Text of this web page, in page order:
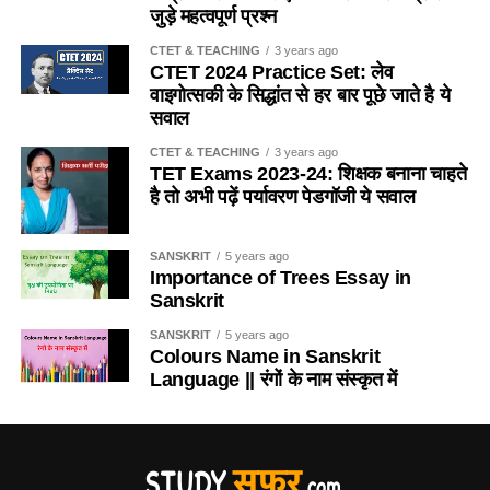
(c) दीमक
(d) मकड़ी
Q.5 कुत्ता मछली का आवास है
(a) नदी
(b) तालाव
(c) झील
(d) समुद्र
Ans-d
Q.6 निम्नलिखित में से लेह और लद्दाख के मकानों की विशेषताएँ
2. यदि किसी विद्यालय में 151 विद्यार्थी है, तो प्रधानाध्यापक सहित
अध्यापकों की संख्या कितनी होगी ?/If there are 151 students in
a school, then what will be the number of teachers
including the headmaster?
(a) 4
(b) 5
(c) 6
(d) 7
Ans- c
3. RTE 2009 की किस धारा में प्राथमिक शिक्षा के सार्वभौमिकीकरण
करने पर बल दिया गया है?/ In which section of RTE-2009
जुड़े महत्वपूर्ण प्रश्न
CTET & TEACHING 3 years ago
CTET 2024 Practice Set: लेव
वाइगोत्सकी के सिद्धांत से हर बार पूछे जाते है ये
सवाल
CTET & TEACHING 3 years ago
TET Exams 2023-24: शिक्षक बनाना चाहते
है तो अभी पढ़ें पर्यावरण पेडगॉजी ये सवाल
SANSKRIT 5 years ago
Importance of Trees Essay in
Sanskrit
SANSKRIT 5 years ago
Colours Name in Sanskrit
Language || रंगों के नाम संस्कृत में